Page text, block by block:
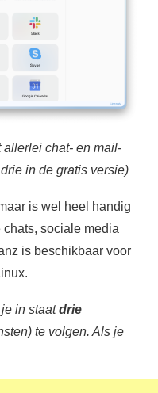
chat- en mail-
in de gratis versie)
is wel heel handig
sociale media
is beschikbaar voor
in staatdrie
te volgen. Als je